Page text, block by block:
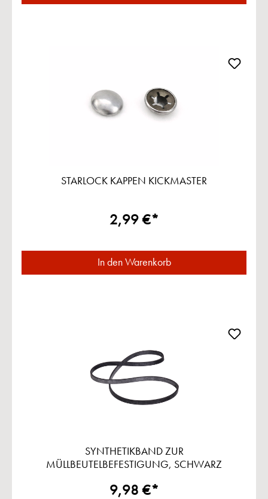
STARLOCK KAPPEN KICKMASTER
2,99 €*
In den Warenkorb
SYNTHETIKBAND ZUR
MÜLLBEUTELBEFESTIGUNG, SCHWARZ
9,98 €*